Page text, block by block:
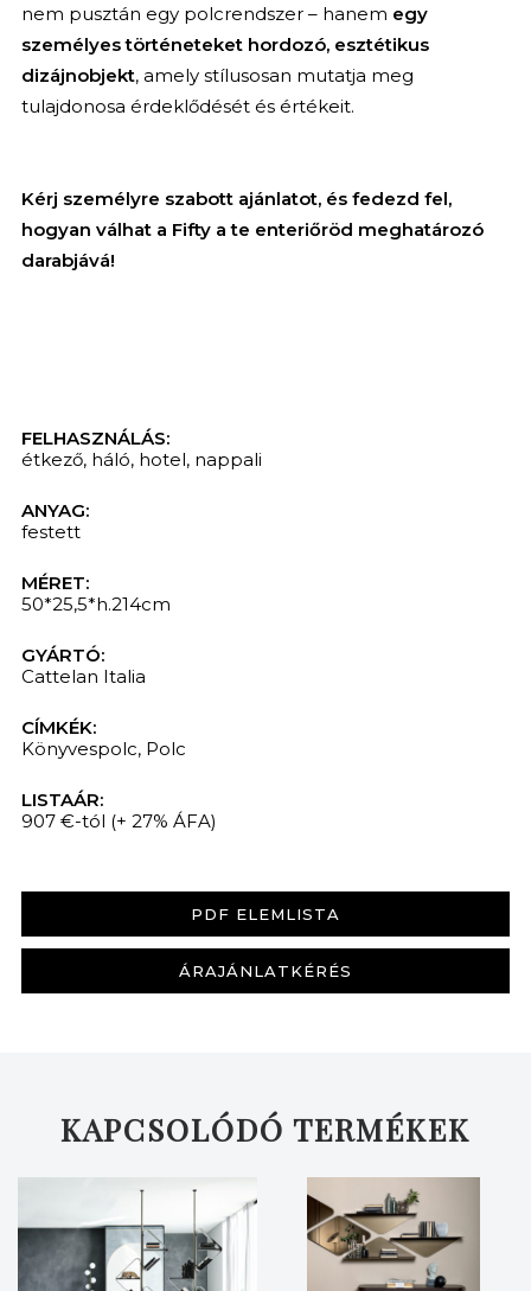
nem pusztán egy polcrendszer – hanem egy
személyes történeteket hordozó, esztétikus
dizájnobjekt, amely stílusosan mutatja meg
tulajdonosa érdeklődését és értékeit.
Kérj személyre szabott ajánlatot, és fedezd fel,
hogyan válhat a Fifty a te enteriőröd meghatározó
darabjává!
FELHASZNÁLÁS:
étkező, háló, hotel, nappali
ANYAG:
festett
MÉRET:
50*25,5*h.214cm
GYÁRTÓ:
Cattelan Italia
CÍMKÉK:
Könyvespolc, Polc
LISTAÁR:
907 €-tól (+ 27% ÁFA)
PDF ELEMLISTA
ÁRAJÁNLATKÉRÉS
KAPCSOLÓDÓ TERMÉKEK